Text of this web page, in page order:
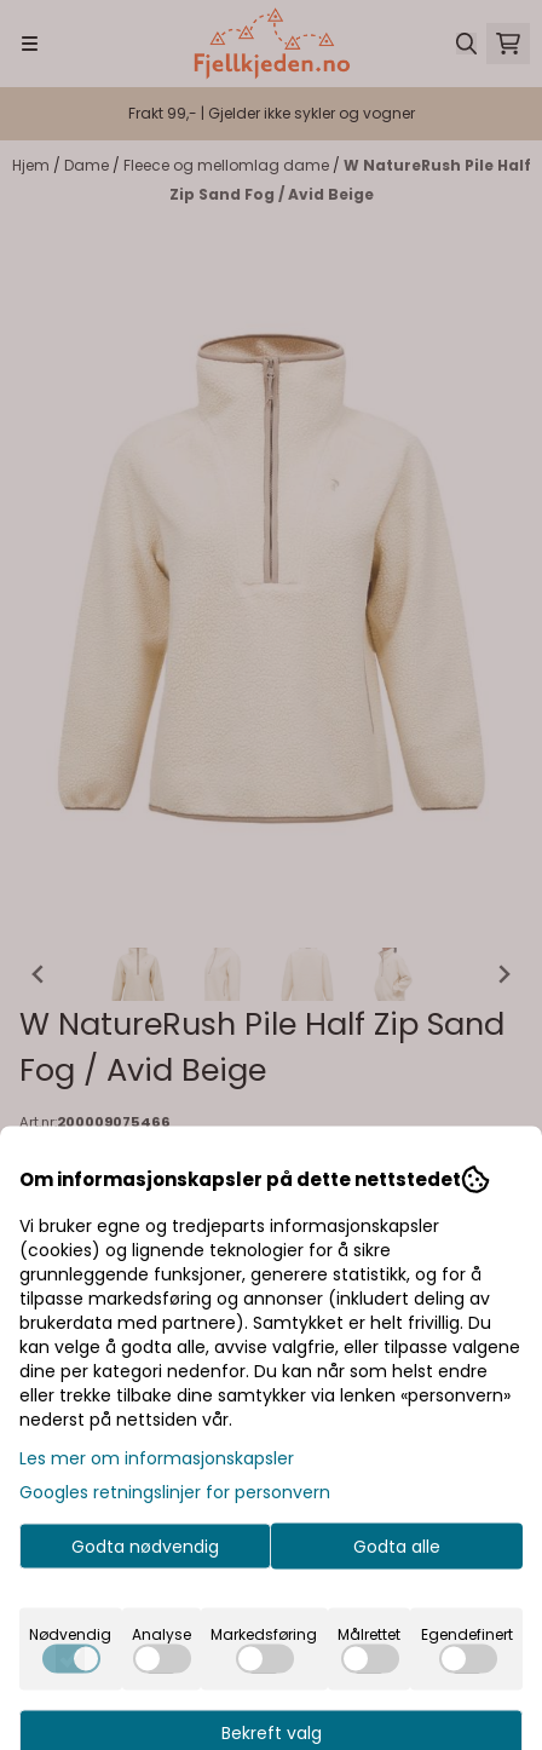
Frakt 99,- | Gjelder ikke sykler og vogner
Hjem / Dame / Fleece og mellomlag dame / W NatureRush Pile Half
Zip Sand Fog / Avid Beige
W NatureRush Pile Half Zip Sand
Fog / Avid Beige
Art.nr:200009075466
Peak Performance NatureRush Pile er det perfekte plagget å
henge rundt på hverdagseventyr. Laget av en mellomvektig
glidelåsen deg komfortabel enten du er ute på tur eller
slapper av hjemme. Skjæret i en avslappet passform som gir
enkel bevegelse. Farge: sand fog / avid beige Egenskaper:
half zip pile fleece hverdags og hiking
Les mer
1.600,-
Velg størrelse
Legg i handlekurv
Fast fraktpris
Kvalitetsprodukter
Om informasjonskapsler på dette nettstedet
Vi bruker egne og tredjeparts informasjonskapsler
(cookies) og lignende teknologier for å sikre
grunnleggende funksjoner, generere statistikk, og for å
tilpasse markedsføring og annonser (inkludert deling av
brukerdata med partnere). Samtykket er helt frivillig. Du
kan velge å godta alle, avvise valgfrie, eller tilpasse valgene
dine per kategori nedenfor. Du kan når som helst endre
eller trekke tilbake dine samtykker via lenken «personvern»
nederst på nettsiden vår.
Les mer om informasjonskapsler
Googles retningslinjer for personvern
Godta nødvendig Godta alle
Nødvendig Analyse Markedsføring Målrettet Egendefinert
Bekreft valg